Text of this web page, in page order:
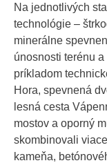
Na jednotlivých
technológie –
minerálne
únosnosti terénu
príkladom
Hora, spevnená
lesná cesta
mostov a oporný
skombinovali
kameňa,